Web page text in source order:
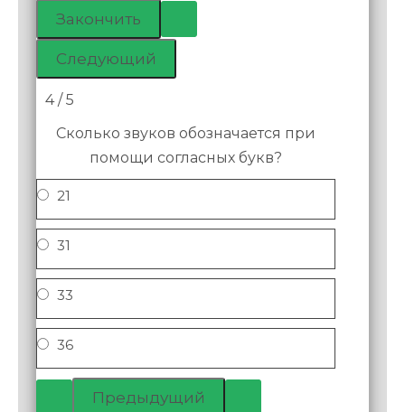
4 / 5
Сколько звуков обозначается при
помощи согласных букв?
21
31
33
36